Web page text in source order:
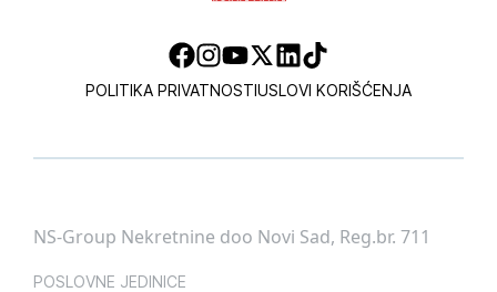
POLITIKA PRIVATNOSTIUSLOVI KORIŠĆENJA
NS-Group Nekretnine doo Novi Sad, Reg.br. 711
POSLOVNE JEDINICE